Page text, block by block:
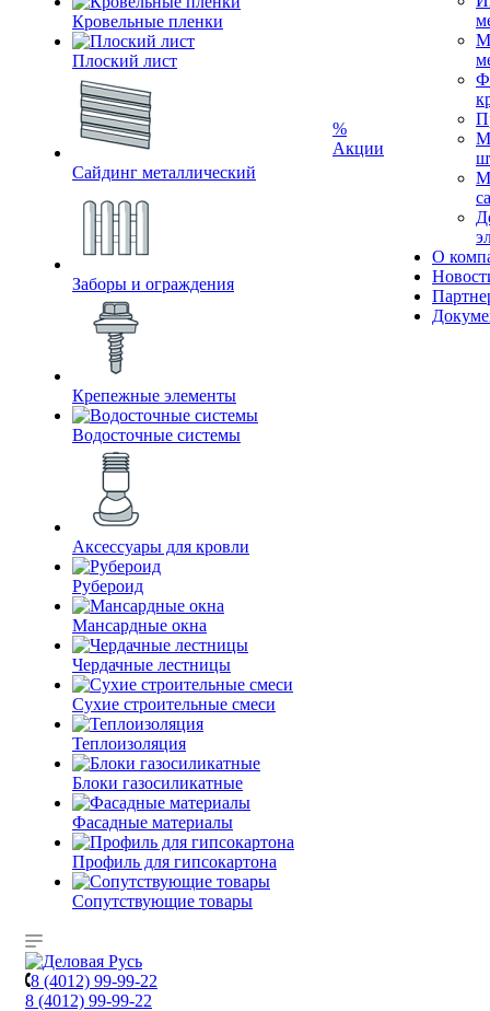
Кровельные пленки
Плоский лист
Сайдинг металлический
Заборы и ограждения
Крепежные элементы
Водосточные системы
Аксессуары для кровли
Рубероид
Мансардные окна
Чердачные лестницы
Сухие строительные смеси
Теплоизоляция
Блоки газосиликатные
Фасадные материалы
Профиль для гипсокартона
Сопутствующие товары
%
Акции
О
8 (4012) 99-99-22
8 (4012) 99-99-22